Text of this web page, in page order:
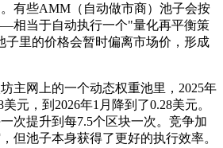
有些AMM（自动做市商）池子会按
相当于自动执行一个"量化再平衡策
子里的价格会暂时偏离市场价，形成
主网上的一个动态权重池里，2025年
元，到2026年1月降到了0.28美元。
次提升到每7.5个区块一次。竞争加
但池子本身获得了更好的执行效率。